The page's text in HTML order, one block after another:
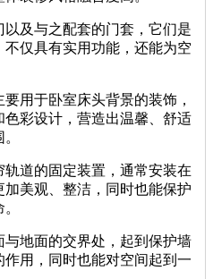
及与之配套的门套，它们是
仅具有实用功能，还能为空
用于卧室床头背景的装饰，
彩设计，营造出温馨、舒适
道的固定装置，通常安装在
美观、整洁，同时也能保护
地面的交界处，起到保护墙
用，同时也能对空间起到一